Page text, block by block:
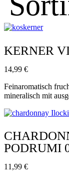
KERNER
14,99 €
Feinaromatisch
mineralisch mit
PODRUMI
11,99 €